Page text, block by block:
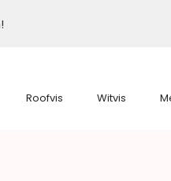
Roofvis Witvis